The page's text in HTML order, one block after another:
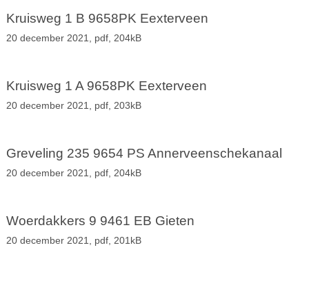
Kruisweg 1 B 9658PK Eexterveen
20 december 2021, pdf, 204kB
Kruisweg 1 A 9658PK Eexterveen
20 december 2021, pdf, 203kB
Greveling 235 9654 PS Annerveenschekanaal
20 december 2021, pdf, 204kB
Woerdakkers 9 9461 EB Gieten
20 december 2021, pdf, 201kB